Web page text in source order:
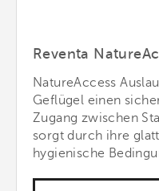
Reventa
NatureAccess
Geflügel einen
Zugang zwischen
sorgt durch ihre
hygienische